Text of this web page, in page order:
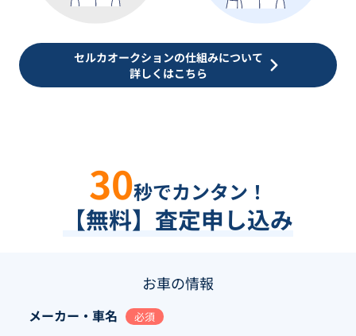
セルカオークションの仕組みについて
詳しくはこちら
30秒でカンタン！
【無料】査定申し込み
お車の情報
メーカー・車名 必須